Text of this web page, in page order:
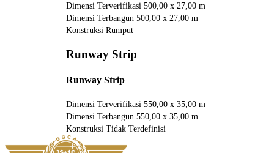
Dimensi Terverifikasi 500,00 x 27,00 m
Dimensi Terbangun 500,00 x 27,00 m
Konstruksi Rumput
Runway Strip
Runway Strip
Dimensi Terverifikasi 550,00 x 35,00 m
Dimensi Terbangun 550,00 x 35,00 m
Konstruksi Tidak Terdefinisi